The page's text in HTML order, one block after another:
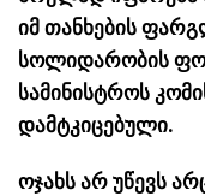
იმ თანხების
სოლიდარობის
სამინისტროს
დამტკიცებული.
ოჯახს არ უწევს